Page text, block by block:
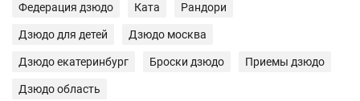
Федерация дзюдо Ката Рандори
Дзюдо для детей Дзюдо москва
Дзюдо екатеринбург Броски дзюдо Приемы дзюдо
Дзюдо область